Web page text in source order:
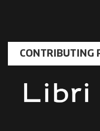
CONTRIBUTING